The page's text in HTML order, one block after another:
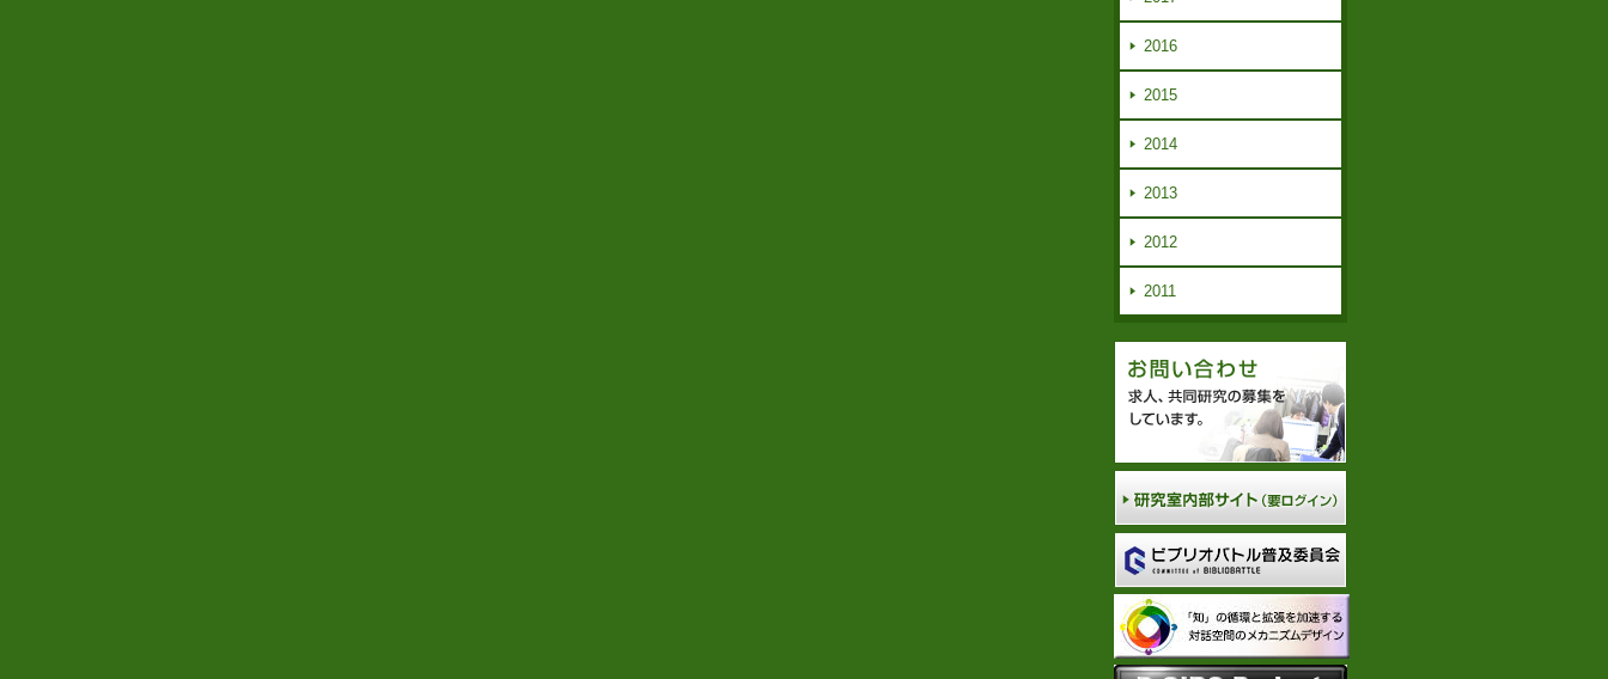
2016
2015
2014
2013
2012
2011